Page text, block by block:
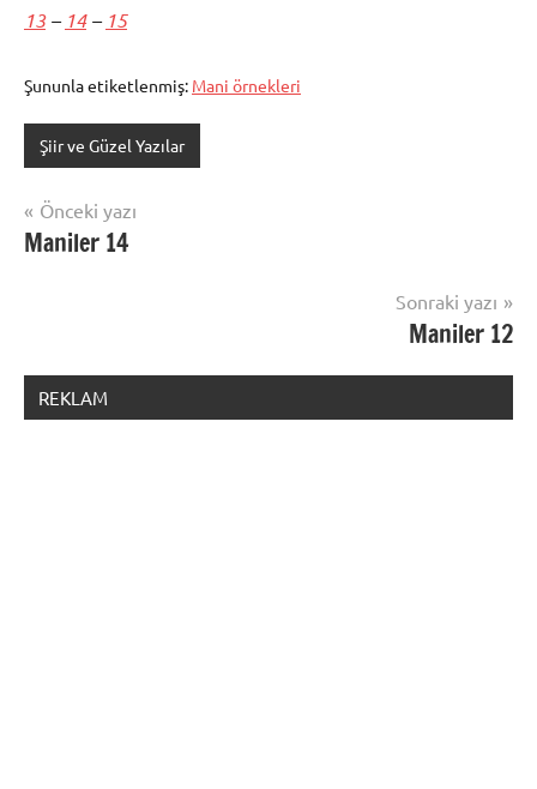
13– 14– 15
Şununla etiketlenmiş: Mani örnekleri
Şiir ve Güzel Yazılar
Yazı
gezinmesi
Önceki yazı
Maniler 14
Sonraki yazı
Maniler 12
REKLAM